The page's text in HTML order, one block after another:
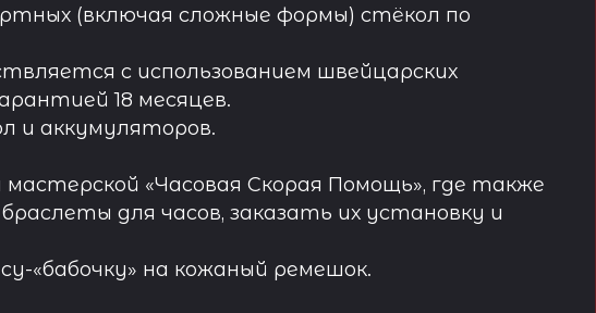
(включая сложные формы) стёкол по
с использованием швейцарских
18 месяцев.
и аккумуляторов.
«Часовая Скорая Помощь», где также
для часов, заказать их установку и
«бабочку» на кожаный ремешок.